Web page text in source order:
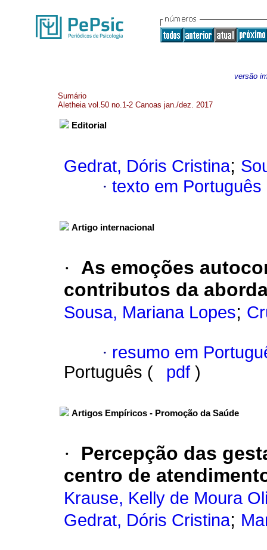
versão
Sumário
Aletheia vol.50 no.1-2 Canoas jan./dez. 2017
Editorial
Gedrat, Dóris Cristina;
· texto em Português
Artigo internacional
·
As emoções
contributos da
Sousa, Mariana Lopes;
· resumo em
Português (
pdf )
Artigos Empíricos - Promoção da Saúde
·
Percepção das
centro de
Krause, Kelly de Moura
Gedrat, Dóris Cristina;